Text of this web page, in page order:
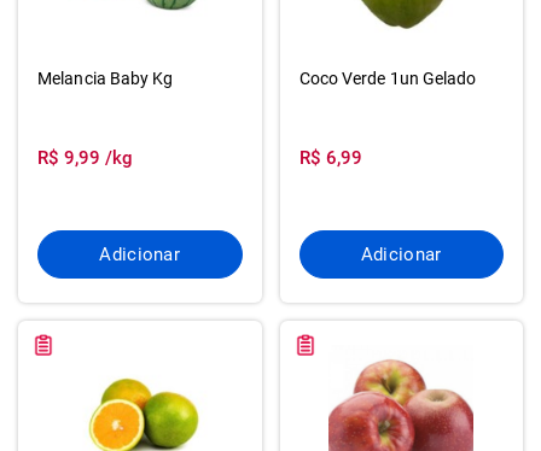
Melancia Baby Kg
R$ 9,99 /kg
Adicionar
Coco Verde 1un Gelado
R$ 6,99
Adicionar